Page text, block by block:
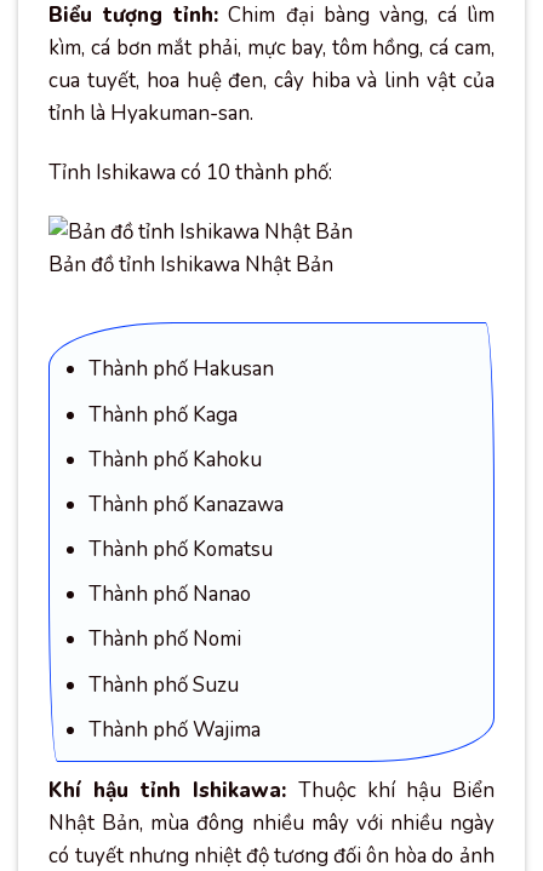
Biểu tượng tỉnh: Chim đại bàng vàng, cá lìm
kìm, cá bơn mắt phải, mực bay, tôm hồng, cá cam,
cua tuyết, hoa huệ đen, cây hiba và linh vật của
tỉnh là Hyakuman-san.
Tỉnh Ishikawa có 10 thành phố:
Bản đồ tỉnh Ishikawa Nhật Bản
Thành phố Hakusan
Thành phố Kaga
Thành phố Kahoku
Thành phố Kanazawa
Thành phố Komatsu
Thành phố Nanao
Thành phố Nomi
Thành phố Suzu
Thành phố Wajima
Khí hậu tỉnh Ishikawa: Thuộc khí hậu Biển
Nhật Bản, mùa đông nhiều mây với nhiều ngày
có tuyết nhưng nhiệt độ tương đối ôn hòa do ảnh